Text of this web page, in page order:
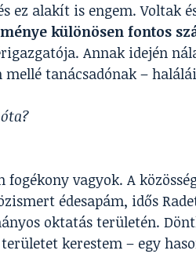
ez alakít is engem. Voltak
különösen fontos
Annak idején
tanácsadónak –
vagyok. A
édesapám, idős
oktatás területén.
kerestem – egy